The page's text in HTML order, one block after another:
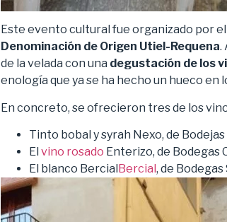
Este evento cultural fue organizado por
Denominación de Origen Utiel-Requena.
de la velada con una degustación de los
enología que ya se ha hecho un hueco en
En concreto, se ofrecieron tres de los
Tinto bobal y syrah Nexo, de
El vino rosado Enterizo, de Bodegas
El blanco BercialBercial, de